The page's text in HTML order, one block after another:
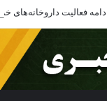
ادامه فعالیت